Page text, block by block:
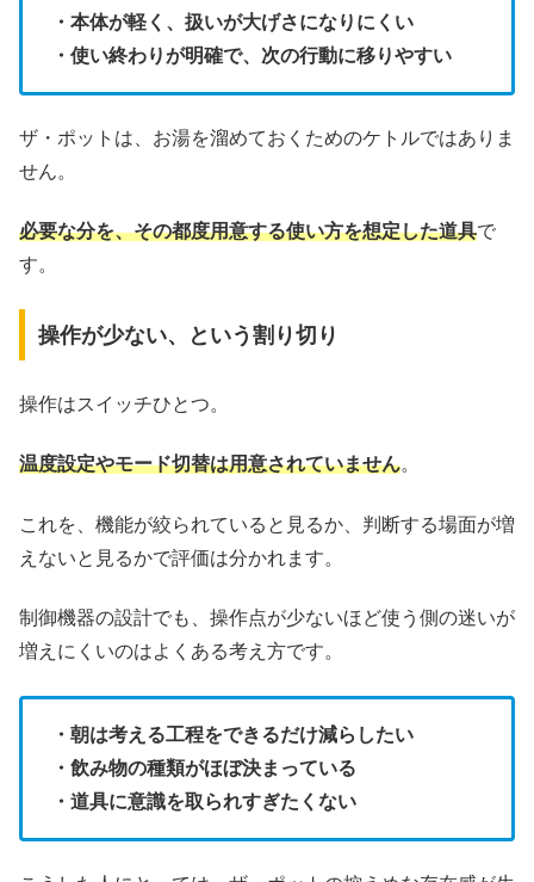
・本体が軽く、扱いが大げさになりにくい
・使い終わりが明確で、次の行動に移りやすい
ザ・ポットは、お湯を溜めておくためのケトルではありま
せん。
必要な分を、その都度用意する使い方を想定した道具で
す。
操作が少ない、という割り切り
操作はスイッチひとつ。
温度設定やモード切替は用意されていません。
これを、機能が絞られていると見るか、判断する場面が増
えないと見るかで評価は分かれます。
制御機器の設計でも、操作点が少ないほど使う側の迷いが
増えにくいのはよくある考え方です。
・朝は考える工程をできるだけ減らしたい
・飲み物の種類がほぼ決まっている
・道具に意識を取られすぎたくない